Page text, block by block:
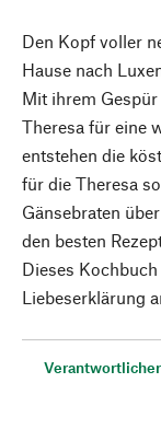
Den Kopf voller
Hause nach
Mit ihrem
Theresa für eine
entstehen die
für die Theresa
Gänsebraten
den besten
Dieses
Liebeserklärung